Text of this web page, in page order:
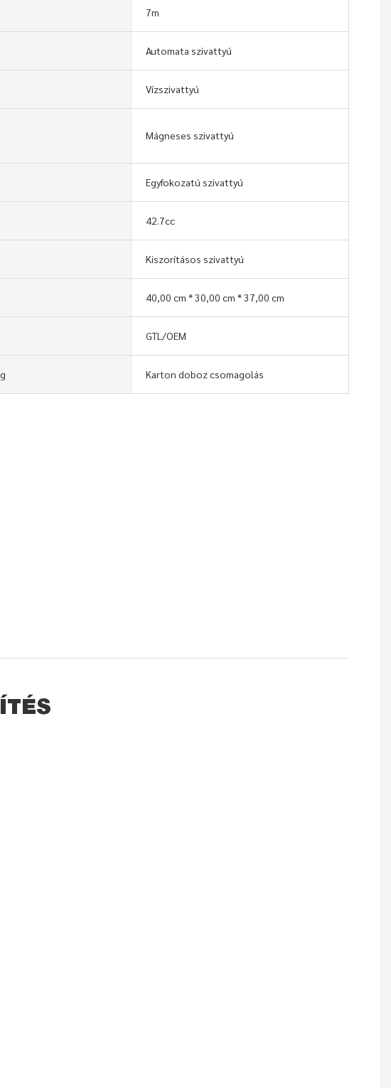
7m
Automata szivattyú
Vízszivattyú
Mágneses szivattyú
Egyfokozatú szivattyú
42.7cc
Kiszorításos szivattyú
40,00 cm * 30,00 cm * 37,00 cm
GTL/OEM
Karton doboz csomagolás